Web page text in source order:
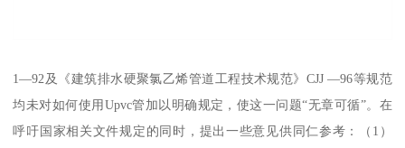
1—92及《建筑排水硬聚氯乙烯管道工程技术规范》CJJ —96等规范
均未对如何使用Upvc管加以明确规定，使这一问题“无章可循”。在
呼吁国家相关文件规定的同时，提出一些意见供同仁参考：（1）